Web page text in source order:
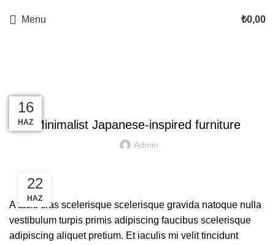
Menu ₺0,00
Minimalist Japanese-inspired furniture
Admin
22
HAZ
A taciti cras scelerisque scelerisque gravida natoque nulla
vestibulum turpis primis adipiscing faucibus scelerisque
adipiscing aliquet pretium. Et iaculis mi velit tincidunt
23
TEM
23
TEM
23
TEM
23
TEM
23
TEM
16
HAZ